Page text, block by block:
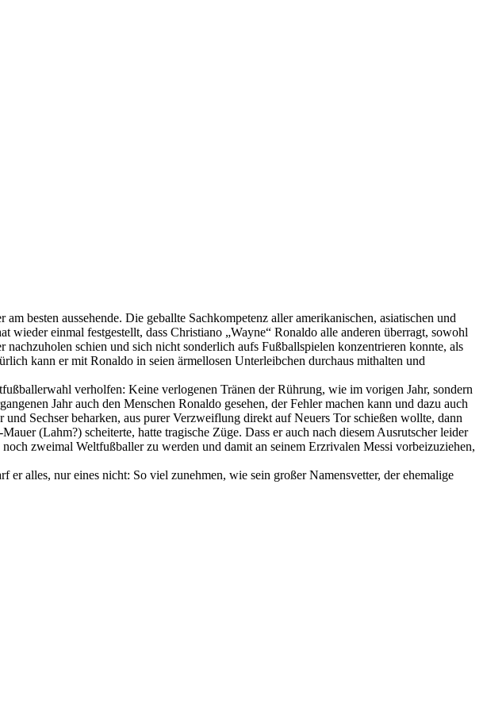
besten aussehende. Die geballte Sachkompetenz aller amerikanischen, asiatischen und
einmal festgestellt, dass Christiano „Wayne“ Ronaldo alle anderen überragt, sowohl
schien und sich nicht sonderlich aufs Fußballspielen konzentrieren konnte, als
kann er mit Ronaldo in seien ärmellosen Unterleibchen durchaus mithalten und
verholfen: Keine verlogenen Tränen der Rührung, wie im vorigen Jahr, sondern
Jahr auch den Menschen Ronaldo gesehen, der Fehler machen kann und dazu auch
Sechser beharken, aus purer Verzweiflung direkt auf Neuers Tor schießen wollte, dann
(Lahm?) scheiterte, hatte tragische Züge. Dass er auch nach diesem Ausrutscher leider
zweimal Weltfußballer zu werden und damit an seinem Erzrivalen Messi vorbeizuziehen,
alles, nur eines nicht: So viel zunehmen, wie sein großer Namensvetter, der ehemalige